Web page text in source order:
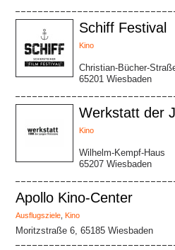
Schiff Festival
Kino
Christian-Bücher-
65201 Wiesbaden
Werkstatt der
Kino
Wilhelm-Kempf-Haus
65207 Wiesbaden
Apollo Kino-Center
Ausflugsziele Kino
Moritzstraße 6, 65185 Wiesbaden